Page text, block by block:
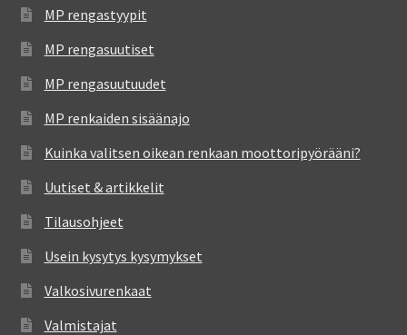
MP rengastyypit
MP rengasuutiset
MP rengasuutuudet
MP renkaiden sisäänajo
Kuinka valitsen oikean renkaan moottoripyörääni?
Uutiset & artikkelit
Tilausohjeet
Usein kysytys kysymykset
Valkosivurenkaat
Valmistajat